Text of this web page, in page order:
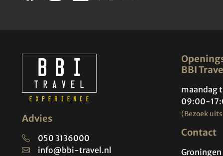
Advies
050 3136000
info@bbi-travel.nl
BBI
maandag
09:00-
(Bezoek
Contact